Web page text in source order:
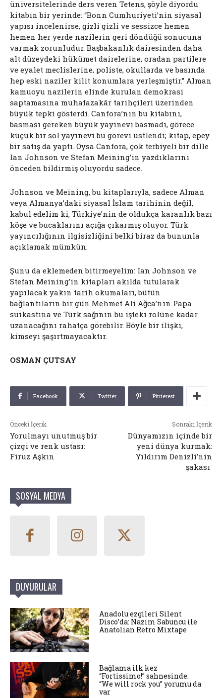
üniversitelerinde ders veren Tetens, şöyle diyordu
kitabın bir yerinde: “Bonn Cumhuriyeti’nin siyasal
yapısı incelenirse, gizli gizli ve sessizce hemen
hemen her yerde nazilerin geri döndüğü sonucuna
varmak zorunludur. Başbakanlık dairesinden daha
alt düzeydeki hükümet dairelerine, oradan partilere
ve eyalet meclislerine, poliste, okullarda ve basında
hep eski naziler kilit konumlara yerleşmiştir.” Alman
kamuoyu nazilerin elinde kurulan demokrasi
saptamasına muhafazakâr tarihçileri üzerinden
büyük tepki gösterdi. Canfora’nın bu kitabını,
basması gereken büyük yayınevi basmadı, görece
küçük bir sol yayınevi bu görevi üstlendi; kitap, epey
bir satış da yaptı. Oysa Canfora, çok terbiyeli bir dille
Ian Johnson ve Stefan Meining’in yazdıklarını
önceden bildirmiş oluyordu sadece.
Johnson ve Meining, bu kitaplarıyla, sadece Alman
veya Almanya’daki siyasal İslam tarihinin değil,
kabul edelim ki, Türkiye’nin de oldukça karanlık bazı
köşe ve bucaklarını açığa çıkarmış oluyor. Türk
yayıncılığının ilgisizliğini belki biraz da bununla
açıklamak mümkün.
Şunu da eklemeden bitirmeyelim: Ian Johnson ve
Stefan Meining’in kitapları akılda tutularak
yapılacak yakın tarih okumaları, bütün
bağlantıların bir gün Mehmet Ali Ağca’nın Papa
suikastına ve Türk sağının bu işteki rolüne kadar
uzanacağını rahatça görebilir. Böyle bir ilişki,
kimseyi şaşırtmayacaktır.
OSMAN ÇUTSAY
Facebook Twitter Pinterest
Önceki İçerik
Yorulmayı unutmuş bir
çizgi ve renk ustası:
Firuz Aşkın
Sonraki İçerik
Dünyamızın içinde bir
yeni dünya kurmak:
Yıldırım Denizli’nin
şakası
SOSYAL MEDYA
DUYURULAR
Anadolu ezgileri Silent
Disco’da: Nazım Sabuncu ile
Anatolian Retro Mixtape
Bağlama ilk kez
“Fortissimo!” sahnesinde:
“We will rock you” yorumu da
var